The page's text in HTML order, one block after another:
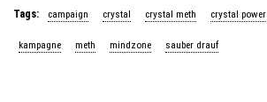
Tags: campaign crystal crystal meth crystal power
kampagne meth mindzone sauber drauf